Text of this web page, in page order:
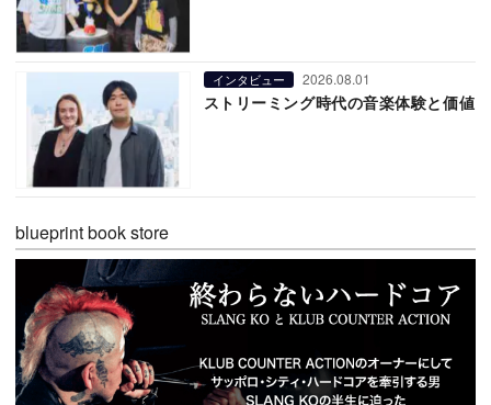
インタビュー 2026.08.01
ストリーミング時代の音楽体験と価値
blueprint book store